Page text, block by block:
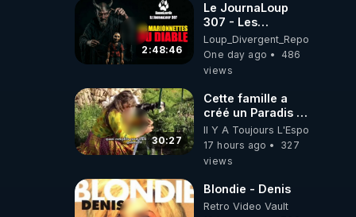
2:48:46
Le JournaLoup
307 - Les
Marionnettes du
Diable - Loup
Divergent
Loup_Divergent_Reposts
One day ago
486
views
30:27
Cette famille a
créé un Paradis !
Permaculture &
Autonomie
Il Y A Toujours L'Espoir
17 hours ago
327
views
Blondie - Denis
Retro Video Vault